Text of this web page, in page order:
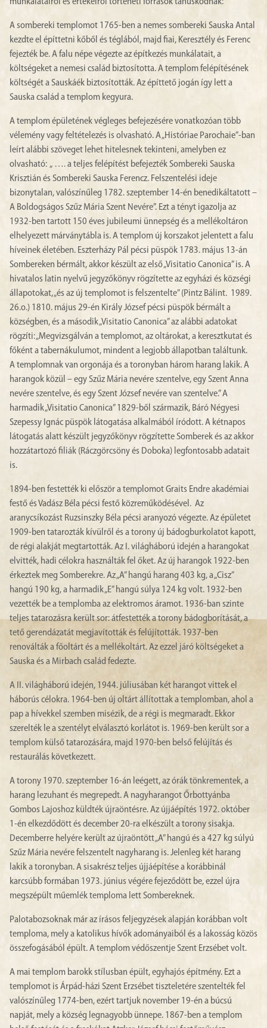
A sombereki templomot 1765-ben a nemes sombereki Sauska Antal
kezdte el építtetni kőből és téglából, majd fiai, Keresztély és Ferenc
fejezték be. A falu népe végezte az építkezés munkálatait, a
költségeket a nemesi család biztosította. A templom felépítésének
költségét a Sauskáék biztosították. Az építtető jogán így lett a
Sauska család a templom kegyura.
A templom épületének végleges befejezésére vonatkozóan több
vélemény vagy feltételezés is olvasható. A „Históriae Parochaie”-ban
leírt alábbi szöveget lehet hitelesnek tekinteni, amelyben ez
olvasható: „ …. a teljes felépítést befejezték Sombereki Sauska
Krisztián és Sombereki Sauska Ferencz. Felszentelési ideje
bizonytalan, valószínűleg 1782. szeptember 14-én benedikáltatott –
A Boldogságos Szűz Mária Szent Nevére”. Ezt a tényt igazolja az
1932-ben tartott 150 éves jubileumi ünnepség és a mellékoltáron
elhelyezett márványtábla is. A templom új korszakot jelentett a falu
híveinek életében. Eszterházy Pál pécsi püspök 1783. május 13-án
Sombereken bérmált, akkor készült az első „Visitatio Canonica” is. A
hivatalos latin nyelvű jegyzőkönyv rögzítette az egyházi és községi
állapotokat, „és az új templomot is felszentelte” (Pintz Bálint. 1989.
26.o.) 1810. május 29-én Király József pécsi püspök bérmált a
községben, és a második „Visitatio Canonica” az alábbi adatokat
rögzíti: „Megvizsgálván a templomot, az oltárokat, a keresztkutat és
főként a tabernákulumot, mindent a legjobb állapotban találtunk.
A templomnak van orgonája és a toronyban három harang lakik. A
harangok közül – egy Szűz Mária nevére szentelve, egy Szent Anna
nevére szentelve, és egy Szent József nevére van szentelve.” A
harmadik „Visitatio Canonica” 1829-ből származik, Báró Négyesi
Szepessy Ignác püspök látogatása alkalmából íródott. A kétnapos
látogatás alatt készült jegyzőkönyv rögzítette Somberek és az akkor
hozzátartozó filiák (Ráczgörcsöny és Doboka) legfontosabb adatait
is.
1894-ben festették ki először a templomot Graits Endre akadémiai
festő és Vadász Béla pécsi festő közreműködésével. Az
aranycsíkozást Ruzsinszky Béla pécsi aranyozó végezte. Az épületet
1909-ben tatarozták kívülről és a torony új bádogburkolatot kapott,
de régi alakját megtartották. Az I. világháború idején a harangokat
elvitték, hadi célokra használták fel őket. Az új harangok 1922-ben
érkeztek meg Somberekre. Az „A” hangú harang 403 kg, a „Cisz”
hangú 190 kg, a harmadik „E” hangú súlya 124 kg volt. 1932-ben
vezették be a templomba az elektromos áramot. 1936-ban szinte
teljes tatarozásra került sor: átfestették a torony bádogborítását, a
tető gerendázatát megjavították és felújították. 1937-ben
renoválták a főoltárt és a mellékoltárt. Az ezzel járó költségeket a
Sauska és a Mirbach család fedezte.
A II. világháború idején, 1944. júliusában két harangot vittek el
háborús célokra. 1964-ben új oltárt állítottak a templomban, ahol a
pap a hívekkel szemben misézik, de a régi is megmaradt. Ekkor
szerelték le a szentélyt elválasztó korlátot is. 1969-ben került sor a
templom külső tatarozására, majd 1970-ben belső felújítás és
restaurálás következett.
A torony 1970. szeptember 16-án leégett, az órák tönkrementek, a
harang lezuhant és megrepedt. A nagyharangot Őrbottyánba
Gombos Lajoshoz küldték újraöntésre. Az újjáépítés 1972. október
1-én elkezdődött és december 20-ra elkészült a torony sisakja.
Decemberre helyére került az újraöntött „A” hangú és a 427 kg súlyú
Szűz Mária nevére felszentelt nagyharang is. Jelenleg két harang
lakik a toronyban. A sisakrész teljes újjáépítése a korábbinál
karcsúbb formában 1973. június végére fejeződött be, ezzel újra
megszépült műemlék temploma lett Sombereknek.
Palotabozsoknak már az írásos feljegyzések alapján korábban volt
temploma, mely a katolikus hívők adományaiból és a lakosság közös
összefogásából épült. A templom védőszentje Szent Erzsébet volt.
A mai templom barokk stílusban épült, egyhajós építmény. Ezt a
templomot is Árpád-házi Szent Erzsébet tiszteletére szentelték fel
valószínűleg 1774-ben, ezért tartjuk november 19-én a búcsú
napját, mely a község legnagyobb ünnepe. 1867-ben a templom